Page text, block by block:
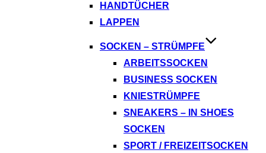
HANDTÜCHER
LAPPEN
SOCKEN – STRÜMPFE
ARBEITSSOCKEN
BUSINESS SOCKEN
KNIESTRÜMPFE
SNEAKERS – IN SHOES
SOCKEN
SPORT / FREIZEITSOCKEN